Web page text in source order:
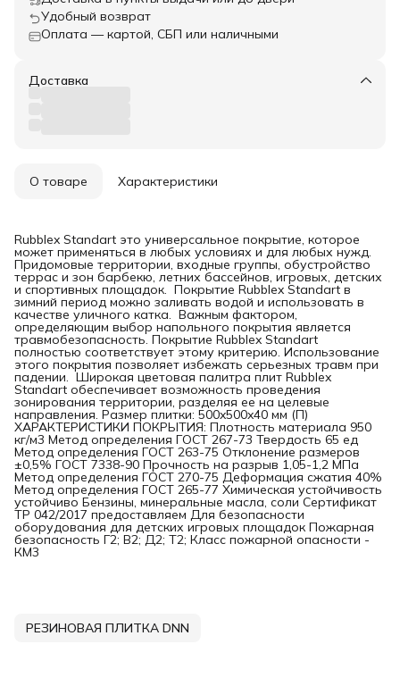
Удобный возврат
Оплата — картой, СБП или наличными
Доставка
О товаре Характеристики
Rubblex Standart это универсальное покрытие, которое
может применяться в любых условиях и для любых нужд.
Придомовые территории, входные группы, обустройство
террас и зон барбекю, летних бассейнов, игровых, детских
и спортивных площадок. Покрытие Rubblex Standart в
зимний период можно заливать водой и использовать в
качестве уличного катка. Важным фактором,
определяющим выбор напольного покрытия является
травмобезопасность. Покрытие Rubblex Standart
полностью соответствует этому критерию. Использование
этого покрытия позволяет избежать серьезных травм при
падении. Широкая цветовая палитра плит Rubblex
Standart обеспечивает возможность проведения
зонирования территории, разделяя ее на целевые
направления. Размер плитки: 500x500x40 мм (П)
ХАРАКТЕРИСТИКИ ПОКРЫТИЯ: Плотность материала 950
кг/м3 Метод определения ГОСТ 267-73 Твердость 65 ед
Метод определения ГОСТ 263-75 Отклонение размеров
±0,5% ГОСТ 7338-90 Прочность на разрыв 1,05-1,2 МПа
Метод определения ГОСТ 270-75 Деформация сжатия 40%
Метод определения ГОСТ 265-77 Химическая устойчивость
устойчиво Бензины, минеральные масла, соли Сертификат
ТР 042/2017 предоставляем Для безопасности
оборудования для детских игровых площадок Пожарная
безопасность Г2; В2; Д2; Т2; Класс пожарной опасности -
КМ3
РЕЗИНОВАЯ ПЛИТКА DNN